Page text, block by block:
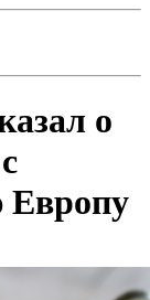
о
Европу